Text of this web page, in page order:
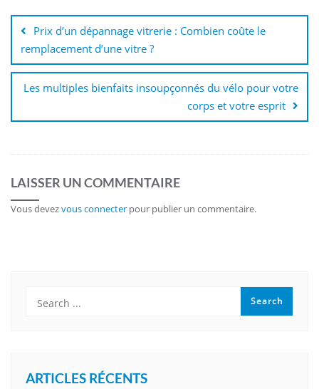
de
l’article
Prix d’un dépannage vitrerie : Combien coûte le
remplacement d’une vitre ?
Les multiples bienfaits insoupçonnés du vélo pour votre
corps et votre esprit
LAISSER UN COMMENTAIRE
Vous devezvous connecter pour publier un commentaire.
ARTICLES RÉCENTS